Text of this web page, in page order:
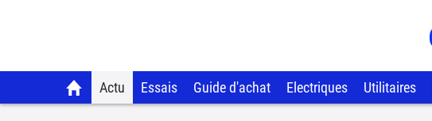
Actu Essais Guide d'achat Electriques Utilitaires